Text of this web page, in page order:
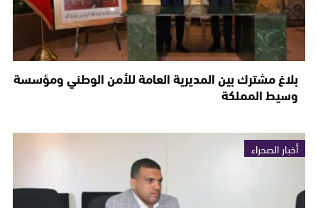
بلاغ مشترك بين المديرية العامة للأمن الوطني ومؤسسة
وسيط المملكة
أخبار الصحراء